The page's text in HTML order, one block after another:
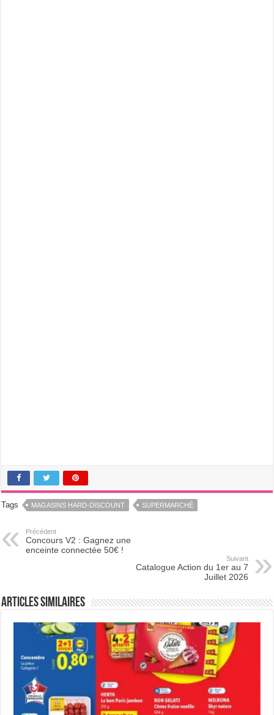
Tags MAGASINS HARD-DISCOUNT SUPERMARCHÉ
Précédent
Concours V2 : Gagnez une
enceinte connectée 50€ !
Suivant
Catalogue Action du 1er au 7
Juillet 2026
Articles Similaires